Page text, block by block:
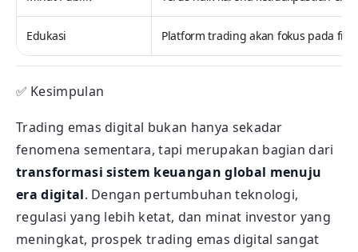
Edukasi Platform trading akan fokus pada
✅ Kesimpulan
Trading emas digital bukan hanya sekadar
fenomena sementara, tapi merupakan bagian dari
transformasi sistem keuangan global menuju
era digital. Dengan pertumbuhan teknologi,
regulasi yang lebih ketat, dan minat investor yang
meningkat, prospek trading emas digital sangat